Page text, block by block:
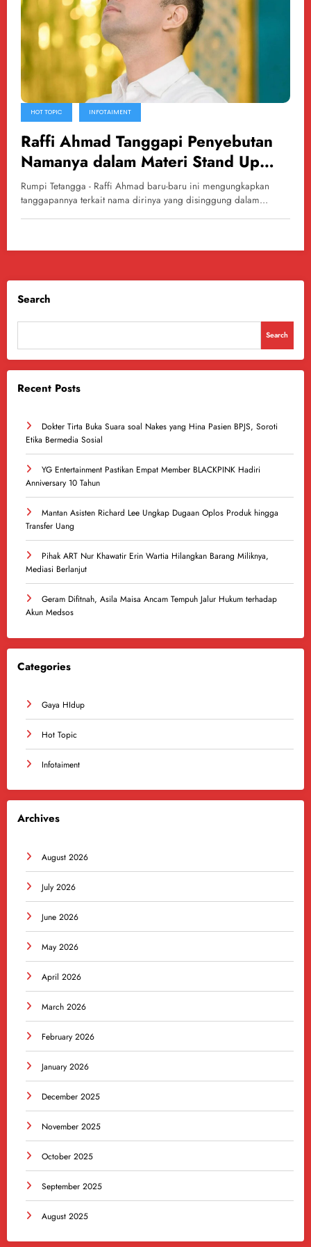
HOT TOPIC INFOTAIMENT
Raffi Ahmad Tanggapi Penyebutan
Namanya dalam Materi Stand Up
Comedy Pandji Pragiwaksono di
Mens Rea
Rumpi Tetangga - Raffi Ahmad baru-baru ini mengungkapkan
tanggapannya terkait nama dirinya yang disinggung dalam…
Search
Search
Recent Posts
Dokter Tirta Buka Suara soal Nakes yang Hina Pasien BPJS, Soroti
Etika Bermedia Sosial
YG Entertainment Pastikan Empat Member BLACKPINK Hadiri
Anniversary 10 Tahun
Mantan Asisten Richard Lee Ungkap Dugaan Oplos Produk hingga
Transfer Uang
Pihak ART Nur Khawatir Erin Wartia Hilangkan Barang Miliknya,
Mediasi Berlanjut
Geram Difitnah, Asila Maisa Ancam Tempuh Jalur Hukum terhadap
Akun Medsos
Categories
Gaya HIdup
Hot Topic
Infotaiment
Archives
August 2026
July 2026
June 2026
May 2026
April 2026
March 2026
February 2026
January 2026
December 2025
November 2025
October 2025
September 2025
August 2025